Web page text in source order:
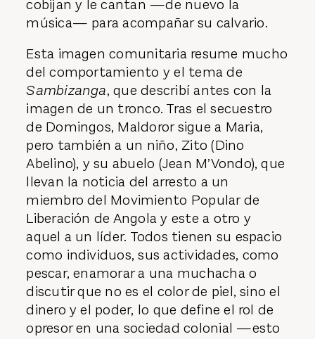
cobijan y le cantan —de nuevo la
música— para acompañar su calvario.
Esta imagen comunitaria resume mucho
del comportamiento y el tema de
Sambizanga, que describí antes con la
imagen de un tronco. Tras el secuestro
de Domingos, Maldoror sigue a Maria,
pero también a un niño, Zito (Dino
Abelino), y su abuelo (Jean M’Vondo), que
llevan la noticia del arresto a un
miembro del Movimiento Popular de
Liberación de Angola y este a otro y
aquel a un líder. Todos tienen su espacio
como individuos, sus actividades, como
pescar, enamorar a una muchacha o
discutir que no es el color de piel, sino el
dinero y el poder, lo que define el rol de
opresor en una sociedad colonial —esto